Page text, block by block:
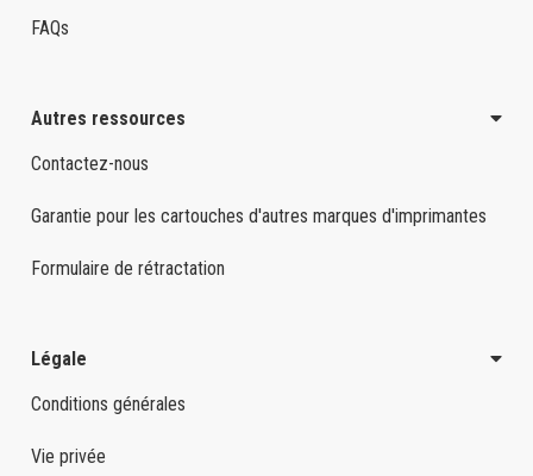
FAQs
Autres ressources
Contactez-nous
Garantie pour les cartouches d'autres marques d'imprimantes
Formulaire de rétractation
Légale
Conditions générales
Vie privée